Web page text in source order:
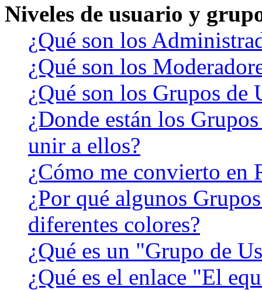
Niveles de usuario y
¿Qué son los
¿Qué son los
¿Qué son los Grupos de
¿Donde están los
unir a ellos?
¿Cómo me convierto en
¿Por qué algunos
diferentes colores?
¿Qué es un "Grupo de
¿Qué es el enlace "El